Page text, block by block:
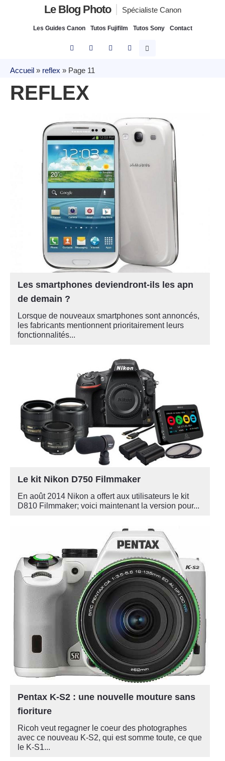
Le Blog Photo Spécialiste Canon
Les Guides Canon Tutos Fujifilm Tutos Sony Contact
Accueil » reflex » Page 11
REFLEX
Les smartphones deviendront-ils les apn
de demain ?
Lorsque de nouveaux smartphones sont annoncés,
les fabricants mentionnent prioritairement leurs
fonctionnalités...
Le kit Nikon D750 Filmmaker
En août 2014 Nikon a offert aux utilisateurs le kit
D810 Filmmaker; voici maintenant la version pour...
Pentax K-S2 : une nouvelle mouture sans
fioriture
Ricoh veut regagner le coeur des photographes
avec ce nouveau K-S2, qui est somme toute, ce que
le K-S1...